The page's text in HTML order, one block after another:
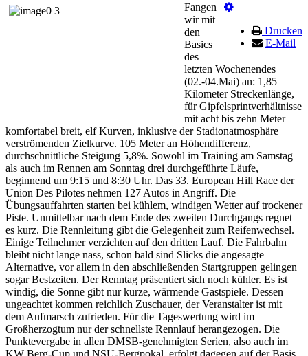
Drucken
E-Mail
Fangen
wir mit
den
Basics
des
letzten Wochenendes
(02.-04.Mai) an: 1,85
Kilometer Streckenlänge,
für Gipfelsprintverhältnisse
mit acht bis zehn Meter
komfortabel breit, elf Kurven, inklusive der Stadionatmosphäre
verströmenden Zielkurve. 105 Meter an Höhendifferenz,
durchschnittliche Steigung 5,8%. Sowohl im Training am Samstag
als auch im Rennen am Sonntag drei durchgeführte Läufe,
beginnend um 9:15 und 8:30 Uhr. Das 33. European Hill Race der
Union Des Pilotes nehmen 127 Autos in Angriff. Die
Übungsauffahrten starten bei kühlem, windigen Wetter auf trockener
Piste. Unmittelbar nach dem Ende des zweiten Durchgangs regnet
es kurz. Die Rennleitung gibt die Gelegenheit zum Reifenwechsel.
Einige Teilnehmer verzichten auf den dritten Lauf. Die Fahrbahn
bleibt nicht lange nass, schon bald sind Slicks die angesagte
Alternative, vor allem in den abschließenden Startgruppen gelingen
sogar Bestzeiten. Der Renntag präsentiert sich noch kühler. Es ist
windig, die Sonne gibt nur kurze, wärmende Gastspiele. Dessen
ungeachtet kommen reichlich Zuschauer, der Veranstalter ist mit
dem Aufmarsch zufrieden. Für die Tageswertung wird im
Großherzogtum nur der schnellste Rennlauf herangezogen. Die
Punktevergabe in allen DMSB-genehmigten Serien, also auch im
KW Berg-Cup und NSU-Bergpokal, erfolgt dagegen auf der Basis